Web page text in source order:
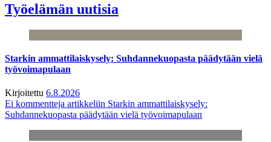
Työelämän uutisia
Starkin ammattilaiskysely: Suhdannekuopasta päädytään vielä
työvoimapulaan
Kirjoitettu 6.8.2026
Ei kommentteja artikkeliin Starkin ammattilaiskysely:
Suhdannekuopasta päädytään vielä työvoimapulaan